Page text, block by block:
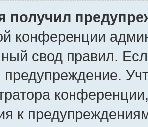
получил
конференции
свод правил.
предупреждение.
к